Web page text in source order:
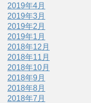
2019年4月
2019年3月
2019年2月
2019年1月
2018年12月
2018年11月
2018年10月
2018年9月
2018年8月
2018年7月